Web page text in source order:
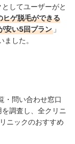
してユーザーがと
ヒゲ脱毛ができる
安い5回プラン 」
した。
・問い合わせ窓口
調査し、全クリニ
ニックのおすすめ